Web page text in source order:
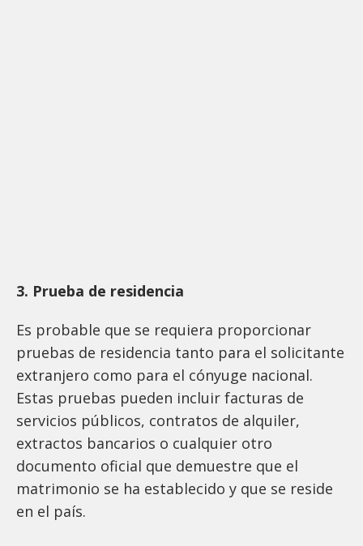
3. Prueba de residencia
Es probable que se requiera proporcionar
pruebas de residencia tanto para el solicitante
extranjero como para el cónyuge nacional.
Estas pruebas pueden incluir facturas de
servicios públicos, contratos de alquiler,
extractos bancarios o cualquier otro
documento oficial que demuestre que el
matrimonio se ha establecido y que se reside
en el país.